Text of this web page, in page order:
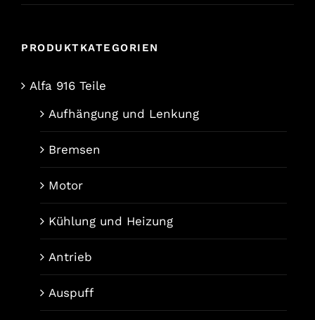
PRODUKTKATEGORIEN
Alfa 916 Teile
Aufhängung und Lenkung
Bremsen
Motor
Kühlung und Heizung
Antrieb
Auspuff